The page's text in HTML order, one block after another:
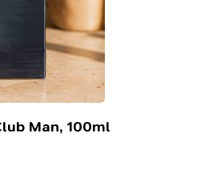
Man, 100ml